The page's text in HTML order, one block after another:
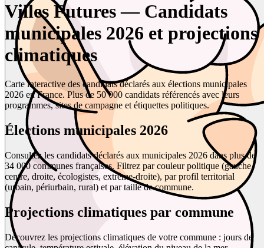
Villes Futures — Candidats
municipales 2026 et projections
climatiques
Carte interactive des candidats déclarés aux élections municipales
2026 en France. Plus de 50 000 candidats référencés avec leurs
programmes, sites de campagne et étiquettes politiques.
Élections municipales 2026
Consultez les candidats déclarés aux municipales 2026 dans plus de
34 000 communes françaises. Filtrez par couleur politique (gauche,
centre, droite, écologistes, extrême-droite), par profil territorial
(urbain, périurbain, rural) et par taille de commune.
Projections climatiques par commune
Découvrez les projections climatiques de votre commune : jours de